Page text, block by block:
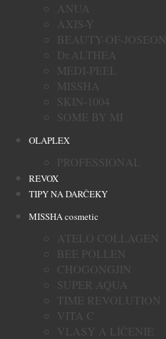
ANUA
AXIS-Y
BEAUTY-OF-JOSEON
Dr.ALTHEA
MEDI-PEEL
MISSHA
SKIN-1004
SOME BY MI
OLAPLEX
PROFESSIONAL
REVOX
TIPY NA DARČEKY
MISSHA cosmetic
ATELO COLLAGEN
BEE POLLEN
CHOGONGJIN
SUPER AQUA
TIME REVOLUTION
VITA C
VLASY A LÍČENIE